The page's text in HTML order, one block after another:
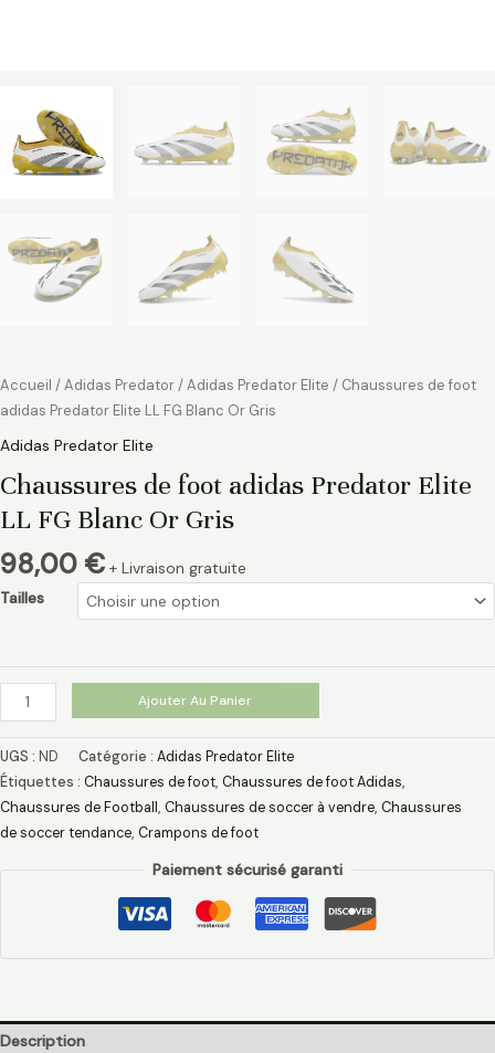
Accueil /Adidas Predator/Adidas Predator Elite / Chaussures de foot
adidas Predator Elite LL FG Blanc Or Gris
Adidas Predator Elite
Chaussures de foot adidas Predator Elite
LL FG Blanc Or Gris
98,00 € + Livraison gratuite
Tailles
Ajouter Au Panier
UGS : ND Catégorie : Adidas Predator Elite
Étiquettes : Chaussures de foot, Chaussures de foot Adidas​,
Chaussures de Football , Chaussures de soccer à vendre, Chaussures
de soccer tendance, Crampons de foot
Paiement sécurisé garanti
Description